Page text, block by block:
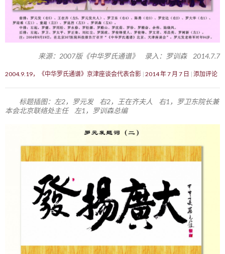
来源：2007版《中华罗氏通谱》 录入：罗训森 2014.7.7
2004.9.19，《中华罗氏通谱》京津座谈会代表合影 2014 年 7 月 7 日 添加评论
标题插图：左2，罗元发 右2，王在齐夫人 右1，罗卫东院长兼
本会北京联络处主任 左1，罗训森总编